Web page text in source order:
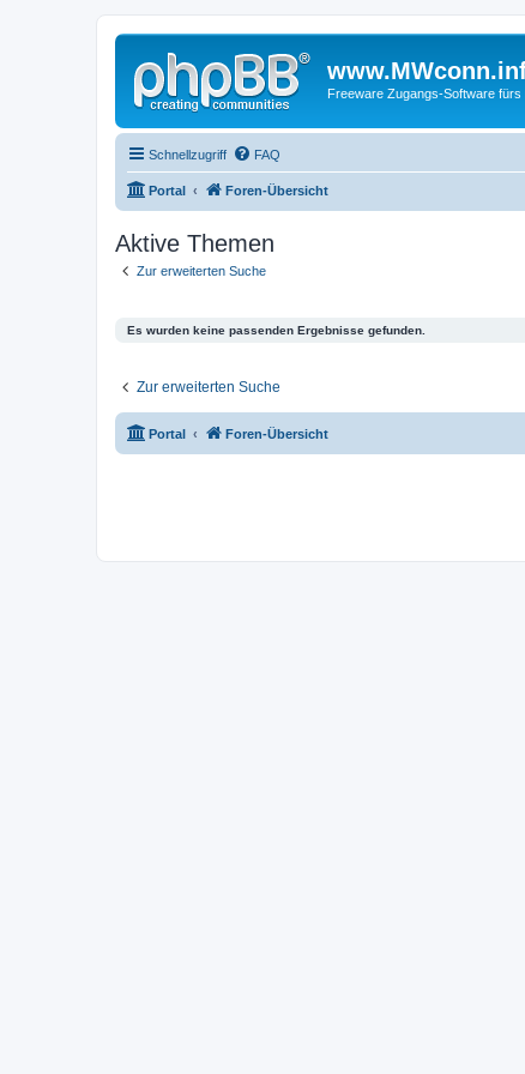
Freeware Zugangs-Software
Schnellzugriff FAQ
Portal Foren-Übersicht
Aktive Themen
Zur erweiterten Suche
Es wurden keine passenden Ergebnisse gefunden.
Zur erweiterten Suche
Portal Foren-Übersicht